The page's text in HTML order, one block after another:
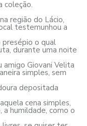
coleção.
região do Lácio,
testemunhou a
presépio o qual
durante uma noite
amigo Giovani Velita
simples, sem
depositada
cena simples,
humildade, como o